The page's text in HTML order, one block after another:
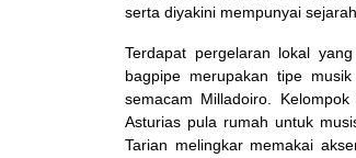
serta diyakini mempunyai
Terdapat pergelaran lokal
bagpipe merupakan tipe
semacam Milladoiro.
Asturias pula rumah untuk
Tarian melingkar memakai